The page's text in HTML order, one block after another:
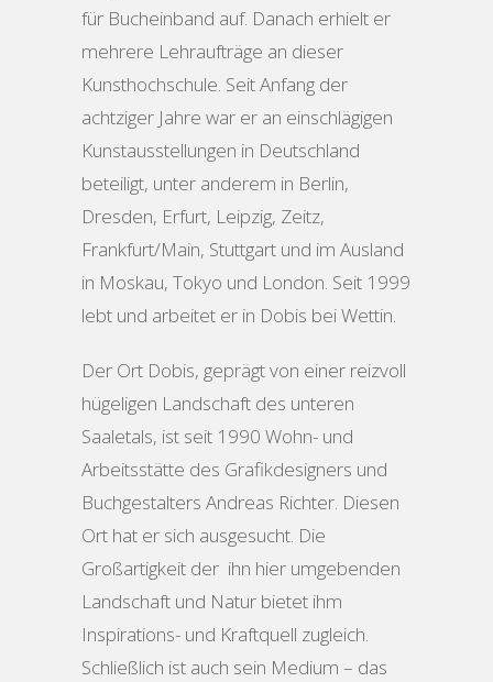
für Bucheinband auf. Danach erhielt er
mehrere Lehraufträge an dieser
Kunsthochschule. Seit Anfang der
achtziger Jahre war er an einschlägigen
Kunstausstellungen in Deutschland
beteiligt, unter anderem in Berlin,
Dresden, Erfurt, Leipzig, Zeitz,
Frankfurt/Main, Stuttgart und im Ausland
in Moskau, Tokyo und London. Seit 1999
lebt und arbeitet er in Dobis bei Wettin.
Der Ort Dobis, geprägt von einer reizvoll
hügeligen Landschaft des unteren
Saaletals, ist seit 1990 Wohn- und
Arbeitsstätte des Grafikdesigners und
Buchgestalters Andreas Richter. Diesen
Ort hat er sich ausgesucht. Die
Großartigkeit der ihn hier umgebenden
Landschaft und Natur bietet ihm
Inspirations- und Kraftquell zugleich.
Schließlich ist auch sein Medium – das